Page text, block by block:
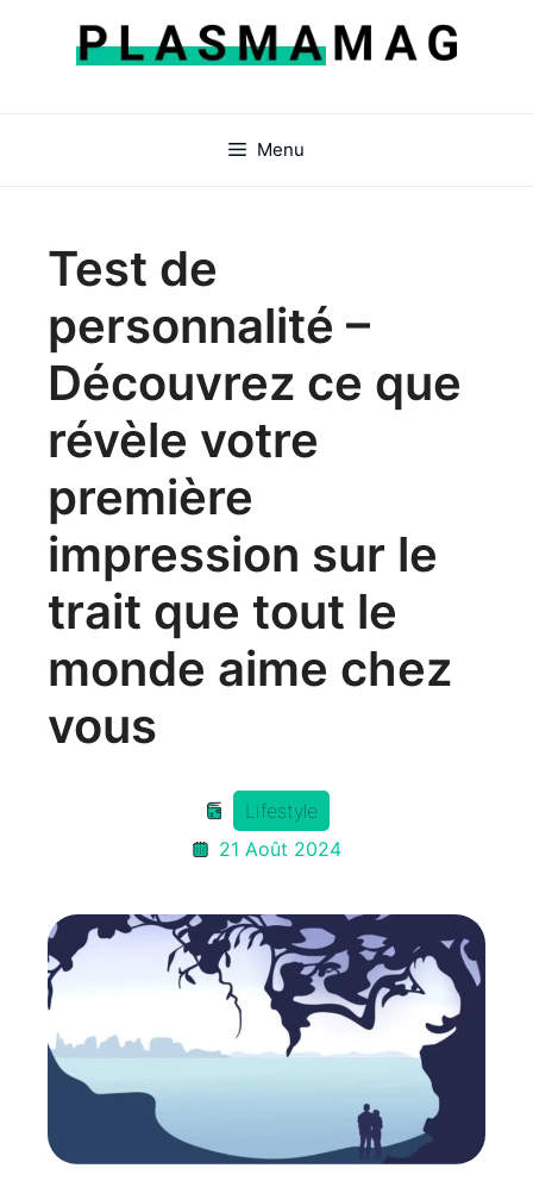
Menu
Test de
personnalité –
Découvrez ce que
révèle votre
première
impression sur le
trait que tout le
monde aime chez
vous
Lifestyle
21 Août 2024